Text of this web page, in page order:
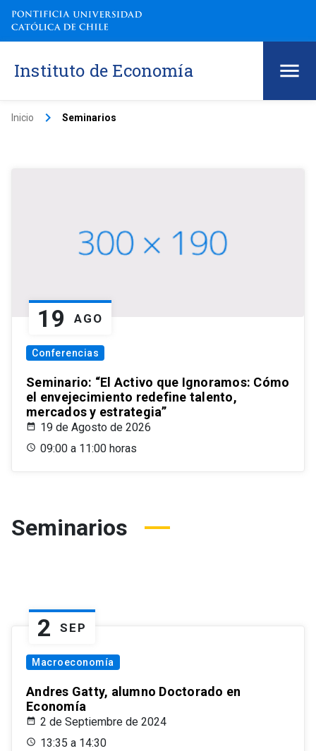
Instituto de Economía
Inicio keyboard_arrow_right Seminarios
19 AGO
Conferencias
Seminario: “El Activo que Ignoramos: Cómo
el envejecimiento redefine talento,
mercados y estrategia”
19 de Agosto de 2026
09:00 a 11:00 horas
Seminarios
2 SEP
Macroeconomía
Andres Gatty, alumno Doctorado en
Economía
2 de Septiembre de 2024
13:35 a 14:30